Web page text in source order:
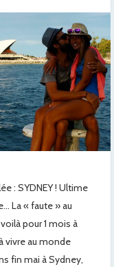
: SYDNEY ! Ultime
La « faute » au
pour 1 mois à
vivre au monde
fin mai à Sydney,